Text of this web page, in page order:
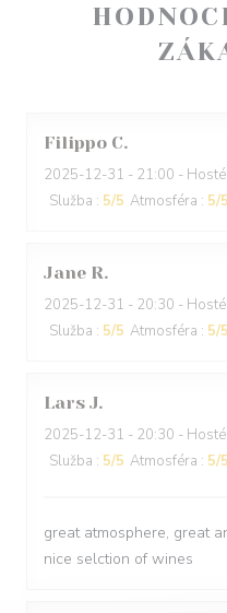
Filippo C
2025-12-31 - 21:00 -
Služba : 5/5 Atmosféra : 5/5
Jane R
2025-12-31 - 20:30 -
Služba : 5/5 Atmosféra : 5/5
Lars J
2025-12-31 - 20:30 -
Služba : 5/5 Atmosféra : 5/5
great atmosphere, great
nice selction of wines